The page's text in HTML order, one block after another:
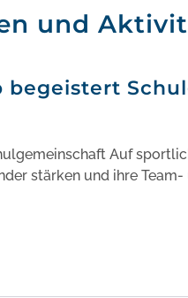
und
begeistert
Auf
stärken und ihre